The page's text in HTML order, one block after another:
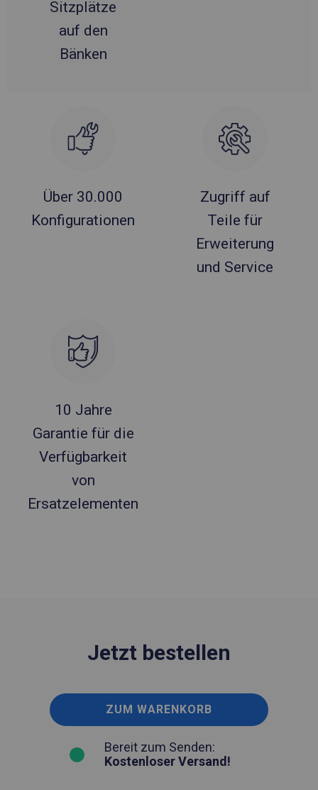
Sitzplätze
auf den
Bänken
Über 30.000
Konfigurationen
Zugriff auf
Teile für
Erweiterung
und Service
10 Jahre
Garantie für die
Verfügbarkeit
von
Ersatzelementen
Jetzt bestellen
ZUM WARENKORB
Bereit zum Senden:
Kostenloser Versand!